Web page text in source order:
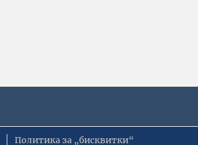
Политика за „бисквитки“